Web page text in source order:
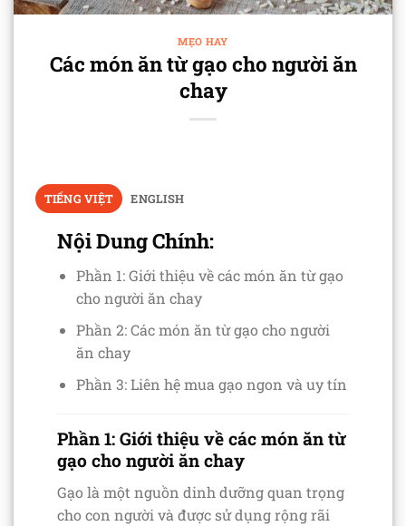
MẸO HAY
Các món ăn từ gạo cho người ăn
chay
TIẾNG VIỆT ENGLISH
Nội Dung Chính:
Phần 1: Giới thiệu về các món ăn từ gạo
cho người ăn chay
Phần 2: Các món ăn từ gạo cho người
ăn chay
Phần 3: Liên hệ mua gạo ngon và uy tín
Phần 1: Giới thiệu về các món ăn từ
gạo cho người ăn chay
Gạo là một nguồn dinh dưỡng quan trọng
cho con người và được sử dụng rộng rãi